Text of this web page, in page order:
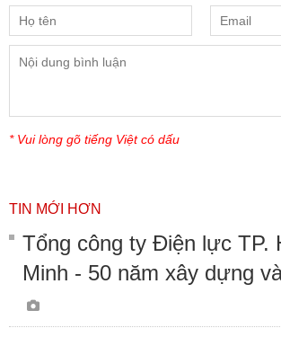
* Vui lòng gõ tiếng Việt có dấu
TIN MỚI HƠN
Tổng công ty Điện lực TP.
Minh - 50 năm xây dựng